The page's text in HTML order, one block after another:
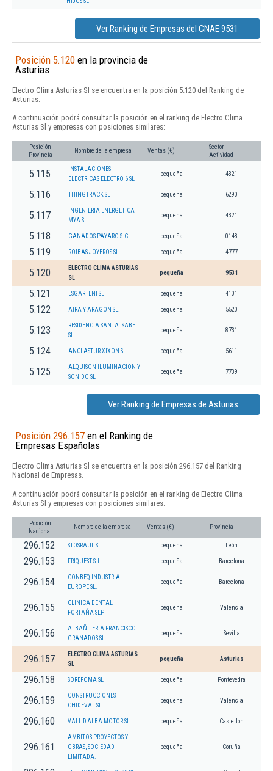
Ver Ranking de Empresas del CNAE 9531
Posición 5.120 en la provincia de
Asturias
Electro Clima Asturias Sl se encuentra en la posición 5.120 del Ranking de
Asturias.
A continuación podrá consultar la posición en el ranking de Electro Clima
Asturias Sl y empresas con posiciones similares:
Posición
Provincia
Nombre de la empresa Ventas (€)
Sector
Actividad
5.115
INSTALACIONES
ELECTRICAS ELECTRO 6 SL
pequeña 4321
5.116 THINGTRACK SL pequeña 6290
5.117
INGENIERIA ENERGETICA
MYA SL.
pequeña 4321
5.118 GANADOS PAYARO S.C. pequeña 0148
5.119 ROIBAS JOYEROS SL pequeña 4777
5.120
ELECTRO CLIMA ASTURIAS
SL
pequeña 9531
5.121 ESGARTENI SL pequeña 4101
5.122 AIRA Y ARAGON SL. pequeña 5520
5.123
RESIDENCIA SANTA ISABEL
SL
pequeña 8731
5.124 ANCLASTUR XIXON SL pequeña 5611
5.125
ALQUISON ILUMINACION Y
SONIDO SL
pequeña 7739
Ver Ranking de Empresas de Asturias
Posición 296.157 en el Ranking de
Empresas Españolas
Electro Clima Asturias Sl se encuentra en la posición 296.157 del Ranking
Nacional de Empresas.
A continuación podrá consultar la posición en el ranking de Electro Clima
Asturias Sl y empresas con posiciones similares:
Posición
Nacional
Nombre de la empresa Ventas (€) Provincia
296.152 STOSRAUL SL. pequeña León
296.153 FRIQUEST S.L. pequeña Barcelona
296.154
CONBEQ INDUSTRIAL
EUROPE SL.
pequeña Barcelona
296.155
CLINICA DENTAL
FORTAÑA SLP
pequeña Valencia
296.156
ALBAÑILERIA FRANCISCO
GRANADOS SL
pequeña Sevilla
296.157
ELECTRO CLIMA ASTURIAS
SL
pequeña Asturias
296.158 SOREFOMA SL pequeña Pontevedra
296.159
CONSTRUCCIONES
CHIDEVAL SL
pequeña Valencia
296.160 VALL D'ALBA MOTOR SL pequeña Castellon
296.161
AMBITOS PROYECTOS Y
OBRAS, SOCIEDAD
LIMITADA.
pequeña Coruña